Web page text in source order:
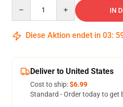
IN
Diese Aktion endet in 03:
Deliver to United States
Cost to ship:$6.99
Standard - Order today to get